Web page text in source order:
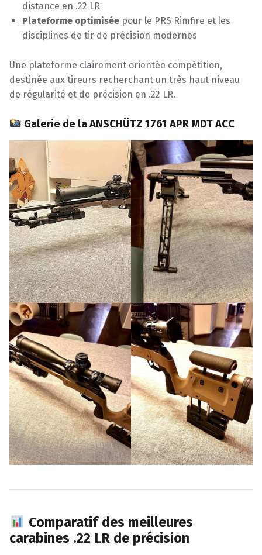
distance en .22 LR
Plateforme optimisée pour le PRS Rimfire et les
disciplines de tir de précision modernes
Une plateforme clairement orientée compétition,
destinée aux tireurs recherchant un très haut niveau
de régularité et de précision en .22 LR.
Galerie de la ANSCHÜTZ 1761 APR MDT ACC
Comparatif des meilleures
carabines .22 LR de précision